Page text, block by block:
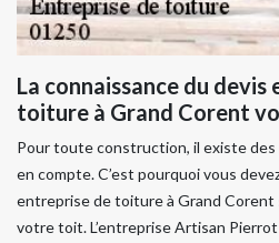
La connaissance du devis
toiture à Grand Corent
Pour toute construction, il existe
en compte. C’est pourquoi vous
entreprise de toiture à Grand Corent
votre toit. L’entreprise Artisan